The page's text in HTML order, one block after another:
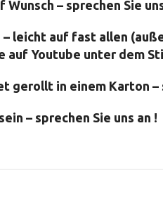
Wunsch – sprechen Sie
leicht auf fast allen
auf Youtube unter dem
gerollt in einem Karton –
– sprechen Sie uns an !